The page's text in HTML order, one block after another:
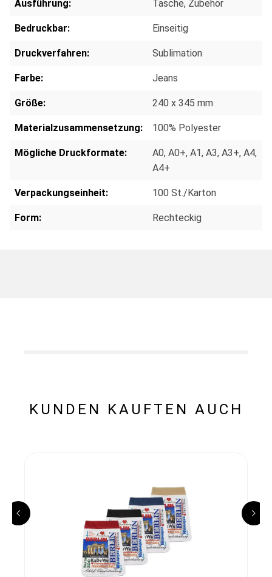
Ausführung: Tasche, Zubehör
Bedruckbar: Einseitig
Druckverfahren: Sublimation
Farbe: Jeans
Größe: 240 x 345 mm
Materialzusammensetzung: 100% Polyester
Mögliche Druckformate: A0, A0+, A1, A3, A3+, A4,
A4+
Verpackungseinheit: 100 St./Karton
Form: Rechteckig
KUNDEN KAUFTEN AUCH